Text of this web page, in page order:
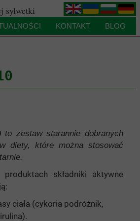
.
.
.
sylwetki
KONTAKT BLOG
to zestaw starannie dobranych
diety, które można stosować
składniki aktywne
ciała (cykoria podróżnik,